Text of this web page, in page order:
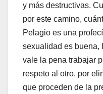
y más destructivas.
por este camino,
Pelagio es una
sexualidad es buena,
vale la pena trabajar
respeto al otro, por
que proceden de la